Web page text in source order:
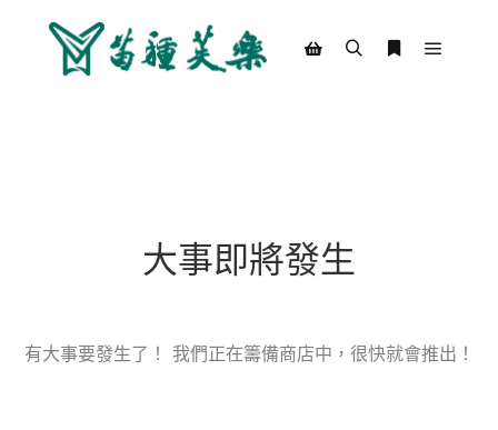
大事即將發生
有大事要發生了！ 我們正在籌備商店中，很快就會推出！